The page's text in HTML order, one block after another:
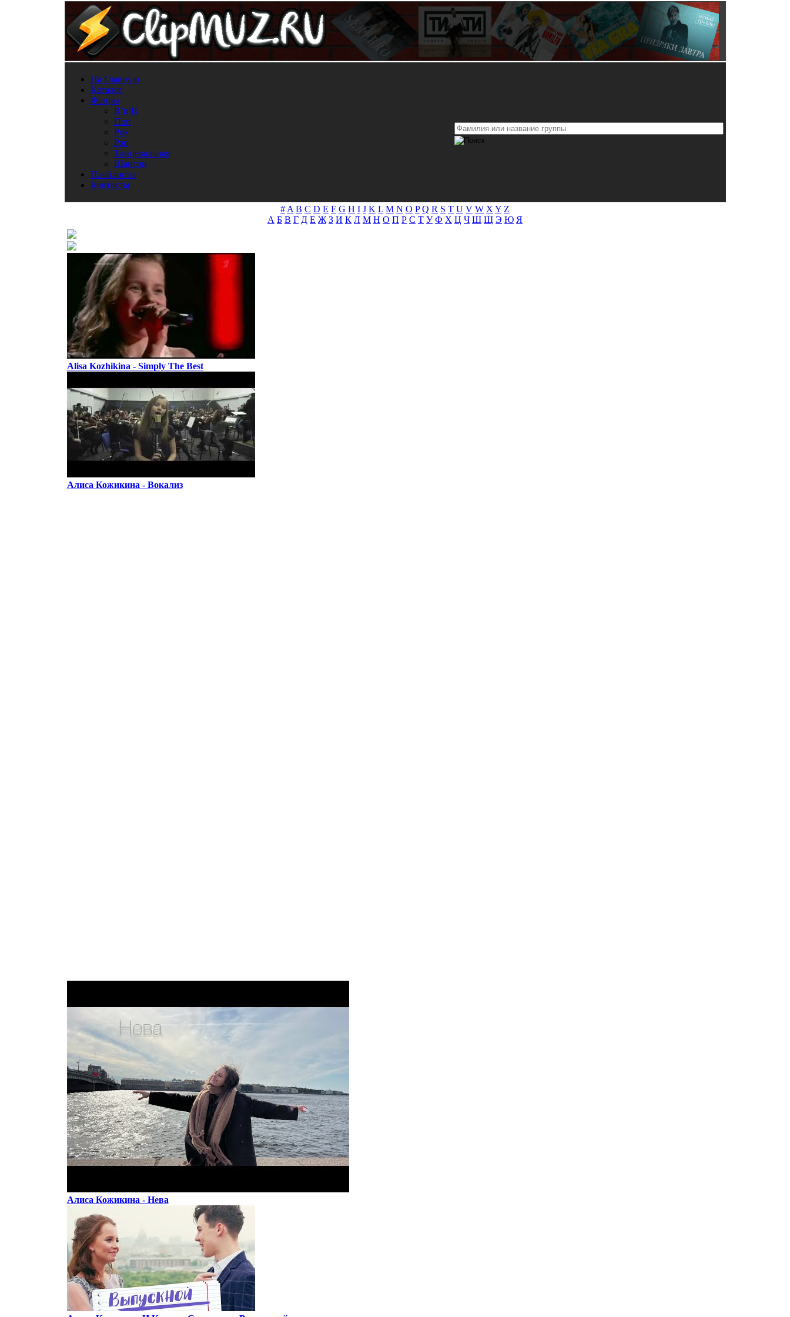
На Главную
Каталог
Жанры
R’n’B
Поп
Рок
Рэп
Танцевальная
Шансон
Плейлисты
Контакты
# A B C D E F G H I J K L M N O P Q R S T U V W X Y Z
А Б В Г Д Е Ж З И К Л М Н О П Р С Т У Ф Х Ц Ч Ш Щ Э Ю Я
Alisa Kozhikina - Simply The Best
Алиса Кожикина - Вокализ
Алиса Кожикина - Нева